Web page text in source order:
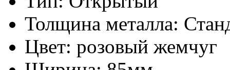
Толщина металла:
Цвет: розовый жемчуг